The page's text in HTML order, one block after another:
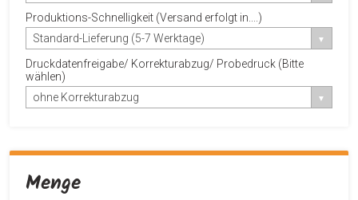
Produktions-Schnelligkeit (Versand erfolgt in....)
Standard-Lieferung (5-7 Werktage)
Druckdatenfreigabe/ Korrekturabzug/ Probedruck (Bitte
wählen)
ohne Korrekturabzug
Menge